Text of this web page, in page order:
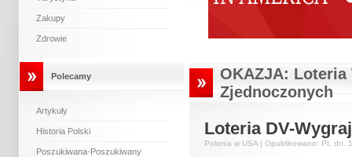
Zakupy
Zdrowie
Polecamy
Artykuły
Historia Polski
Poszukiwana-Poszukiwany
OKAZJA: Loteria
Zjednoczonych
Loteria DV-
Polonia w USA | Opublikowano: PI, dn.